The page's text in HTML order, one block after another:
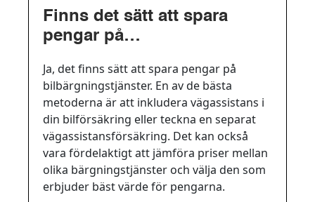
Finns det sätt att spara
pengar på
Ja, det finns sätt att spara pengar på
bilbärgningstjänster. En av de bästa
metoderna är att inkludera vägassistans i
din bilförsäkring eller teckna en separat
vägassistansförsäkring. Det kan också
vara fördelaktigt att jämföra priser mellan
olika bärgningstjänster och välja den som
erbjuder bäst värde för pengarna.